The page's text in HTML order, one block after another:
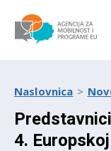
Naslovnica
4.